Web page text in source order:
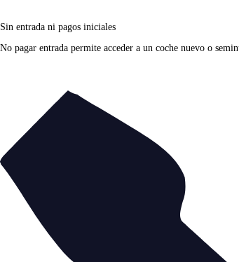
Sin entrada ni pagos iniciales
No pagar entrada permite acceder a un coche nuevo o